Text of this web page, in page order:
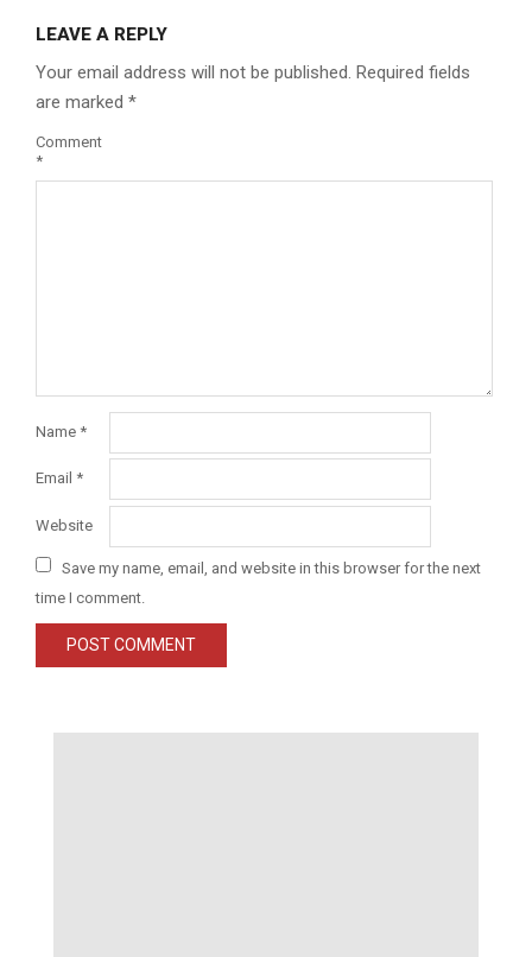
LEAVE A REPLY
Your email address will not be published. Required fields
are marked *
Comment
*
Name *
Email *
Website
Save my name, email, and website in this browser for the next
time I comment.